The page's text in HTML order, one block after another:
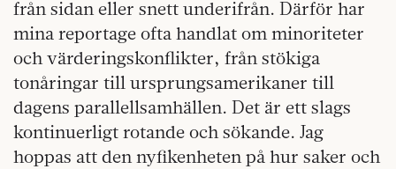
från sidan eller snett underifrån. Därför har
mina reportage ofta handlat om minoriteter
och värderingskonflikter, från stökiga
tonåringar till ursprungsamerikaner till
dagens parallellsamhällen. Det är ett slags
kontinuerligt rotande och sökande. Jag
hoppas att den nyfikenheten på hur saker och